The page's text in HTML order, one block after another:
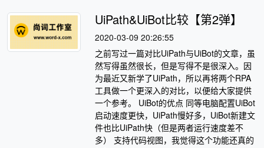
UiPath&UiBot比较【第2弹】
2020-03-09 20:26:55
之前写过一篇对比UiPath与UiBot的文章，虽
然写得虽然很长，但是写得不是很深入。因
为最近又新学了UiPath，所以再将两个RPA
工具做一个更深入的对比，以便给大家提供
一个参考。 UiBot的优点 同等电脑配置UiBot
启动速度更快，UiPath慢好多，UiBot新建文
件也比UiPath快（但是两者运行速度差不
多） 支持代码视图，我觉得这个功能还真的